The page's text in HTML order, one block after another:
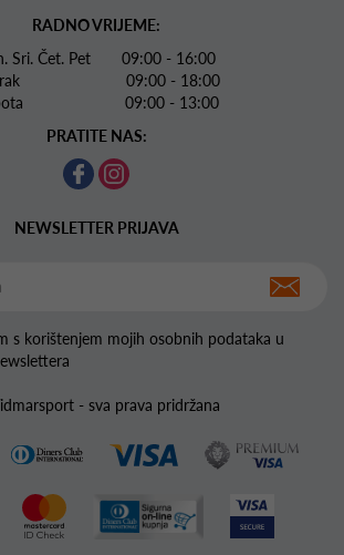
RADNO VRIJEME:
Sri. Čet. Pet 09:00 - 16:00
09:00 - 18:00
09:00 - 13:00
PRATITE NAS:
NEWSLETTER PRIJAVA
s korištenjem mojih osobnih podataka u
- sva prava pridržana